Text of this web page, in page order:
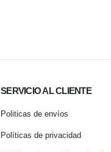
SERVICIO AL CLIENTE
Politicas de envíos
Políticas de privacidad